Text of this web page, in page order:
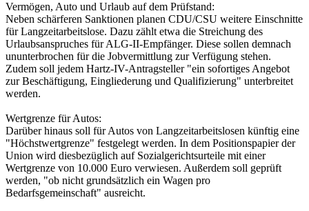
Vermögen, Auto und Urlaub auf dem Prüfstand:
Neben schärferen Sanktionen planen CDU/CSU weitere Einschnitte
für Langzeitarbeitslose. Dazu zählt etwa die Streichung des
Urlaubsanspruches für ALG-II-Empfänger. Diese sollen demnach
ununterbrochen für die Jobvermittlung zur Verfügung stehen.
Zudem soll jedem Hartz-IV-Antragsteller "ein sofortiges Angebot
zur Beschäftigung, Eingliederung und Qualifizierung" unterbreitet
werden.
Wertgrenze für Autos:
Darüber hinaus soll für Autos von Langzeitarbeitslosen künftig eine
"Höchstwertgrenze" festgelegt werden. In dem Positionspapier der
Union wird diesbezüglich auf Sozialgerichtsurteile mit einer
Wertgrenze von 10.000 Euro verwiesen. Außerdem soll geprüft
werden, "ob nicht grundsätzlich ein Wagen pro
Bedarfsgemeinschaft" ausreicht.